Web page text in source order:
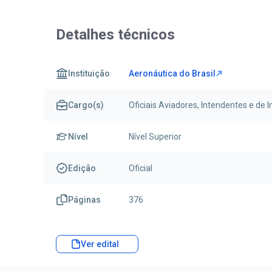
Detalhes técnicos
Instituição Aeronáutica do Brasil
Cargo(s) Oficiais Aviadores, Intendentes e de
Nível Nível Superior
Edição Oficial
Páginas 376
Ver edital